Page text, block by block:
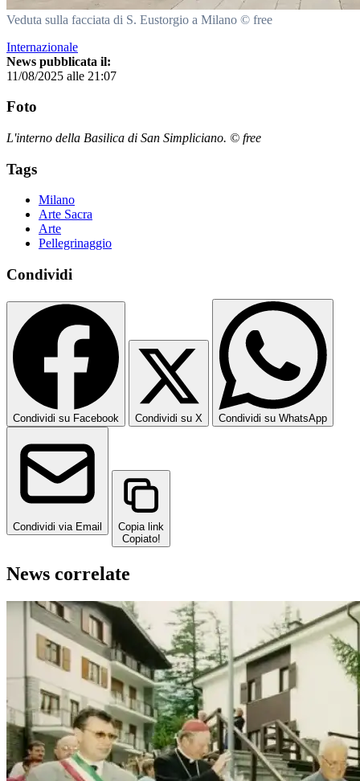
Veduta sulla facciata di S. Eustorgio a Milano © free
Internazionale
News pubblicata il:
11/08/2025 alle 21:07
Foto
L'interno della Basilica di San Simpliciano. © free
Tags
Milano
Arte Sacra
Arte
Pellegrinaggio
Condividi
Condividi su Facebook Condividi su X Condividi su WhatsApp
Condividi via Email
Copia link
Copiato!
News correlate